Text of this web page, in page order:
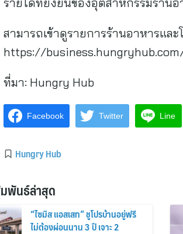
สามารถเข้าดูรายการร้านอาหารแล
https://
ที่มา: Hungry Hub
Facebook Twitter Line
Hungry Hub
พันธ์ล่าสุด
“ไซมิส แอสเสท” ชูโปรบ้านอยู่ฟรี
ไม่ต้องผ่อนนาน 3 ปี เจาะ 2